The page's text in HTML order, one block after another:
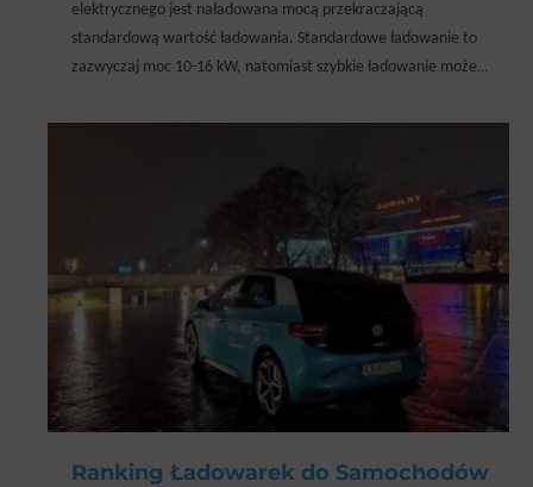
elektrycznego jest naładowana mocą przekraczającą
standardową wartość ładowania. Standardowe ładowanie to
zazwyczaj moc 10-16 kW, natomiast szybkie ładowanie może
Ranking Ładowarek do Samochodów